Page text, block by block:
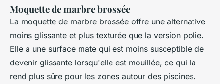
Moquette de marbre brossée
La moquette de marbre brossée offre une alternative
moins glissante et plus texturée que la version polie.
Elle a une surface mate qui est moins susceptible de
devenir glissante lorsqu'elle est mouillée, ce qui la
rend plus sûre pour les zones autour des piscines.